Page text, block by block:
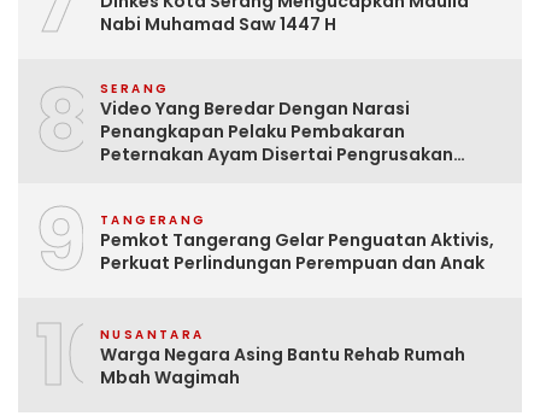
Nabi Muhamad Saw 1447 H
8 SERANG
Video Yang Beredar Dengan Narasi
Penangkapan Pelaku Pembakaran
Peternakan Ayam Disertai Pengrusakan
9 TANGERANG
Pemkot Tangerang Gelar Penguatan Aktivis,
Perkuat Perlindungan Perempuan dan Anak
10NUSANTARA
Warga Negara Asing Bantu Rehab Rumah
Mbah Wagimah